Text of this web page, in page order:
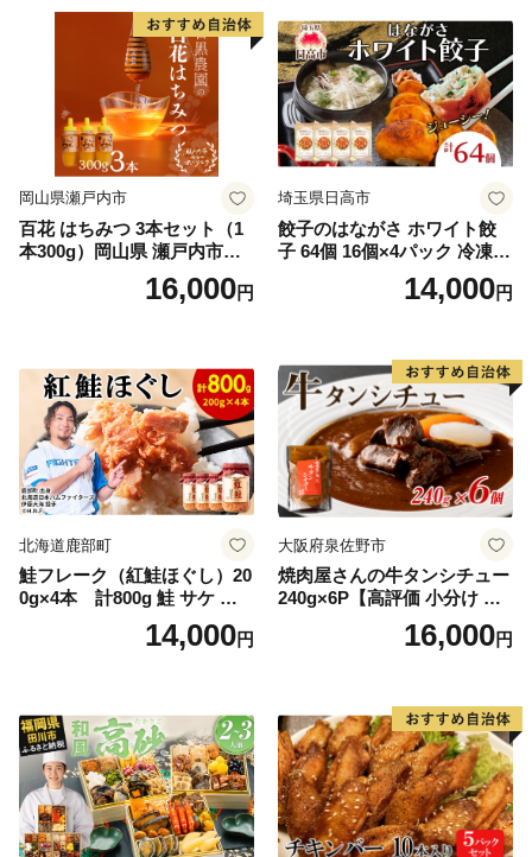
岡山県瀬戸内市
百花 はちみつ 3本セット（1
本300g）岡山県 瀬戸内市産
石黒農園 ヨーグルト パン 砂
糖の代わり 香り高い いい香
16,000円
埼玉県日高市
餃子のはながさ ホワイト餃
子 64個 16個×4パック 冷凍
中華 点心 B級グルメ ご当地
野菜 おつまみ おかず 簡単調
ー ギフト お取り寄せ 日高市
14,000円
北海道鹿部町
鮭フレーク（紅鮭ほぐし）20
0g×4本 計800g 鮭 サケ 鮭
ほぐし サケフレーク シャケ
フレーク 鮭フレーク14,000円
大阪府泉佐野市
焼肉屋さんの牛タンシチュー
240g×6P【高評価 小分け 惣
菜 牛たん 一人暮らし 冷凍】
16,000円